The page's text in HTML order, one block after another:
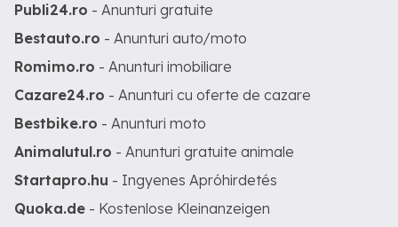
Publi24.ro - Anunturi gratuite
Bestauto.ro - Anunturi auto/moto
Romimo.ro - Anunturi imobiliare
Cazare24.ro - Anunturi cu oferte de cazare
Bestbike.ro - Anunturi moto
Animalutul.ro - Anunturi gratuite animale
Startapro.hu - Ingyenes Apróhirdetés
Quoka.de - Kostenlose Kleinanzeigen